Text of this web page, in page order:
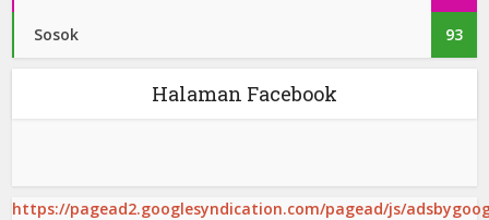
Sosok 93
Halaman Facebook
https://pagead2.googlesyndication.com/pagead/js/